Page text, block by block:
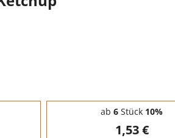
ab 6 Stück 10%
1,53 €